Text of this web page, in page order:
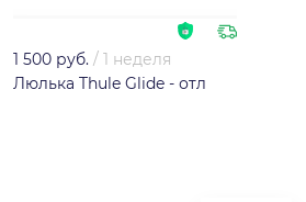
1 500 руб. / 1 неделя
Люлька Thule Glide - отл